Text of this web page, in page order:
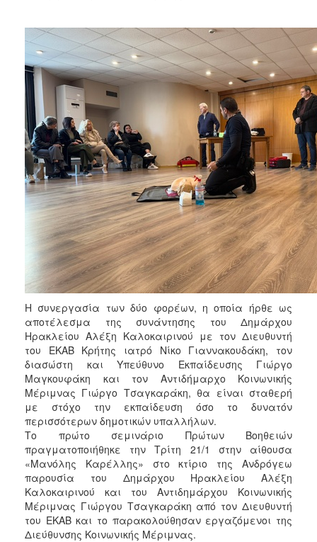
2016
2015
2013
2012
2011
2010
2006
ΔΗΜΟΤΗΣ
ΕΠΙΣΚΕΠΤΗΣ
ΗΡΑΚΛΕΙΟ
Η συνεργασία των δύο φορέων, η οποία ήρθε ως
αποτέλεσμα της συνάντησης του Δημάρχου
Ηρακλείου Αλέξη Καλοκαιρινού με τον Διευθυντή
του ΕΚΑΒ Κρήτης ιατρό Νίκο Γιαννακουδάκη, τον
διασώστη και Υπεύθυνο Εκπαίδευσης Γιώργο
Μαγκουφάκη και τον Αντιδήμαρχο Κοινωνικής
Μέριμνας Γιώργο Τσαγκαράκη, θα είναι σταθερή
με στόχο την εκπαίδευση όσο το δυνατόν
περισσότερων δημοτικών υπαλλήλων.
Το πρώτο σεμινάριο Πρώτων Βοηθειών
πραγματοποιήθηκε την Τρίτη 21/1 στην αίθουσα
«Μανόλης Καρέλλης» στο κτίριο της Ανδρόγεω
παρουσία του Δημάρχου Ηρακλείου Αλέξη
Καλοκαιρινού και του Αντιδημάρχου Κοινωνικής
Μέριμνας Γιώργου Τσαγκαράκη από τον Διευθυντή
του ΕΚΑΒ και το παρακολούθησαν εργαζόμενοι της
Διεύθυνσης Κοινωνικής Μέριμνας.